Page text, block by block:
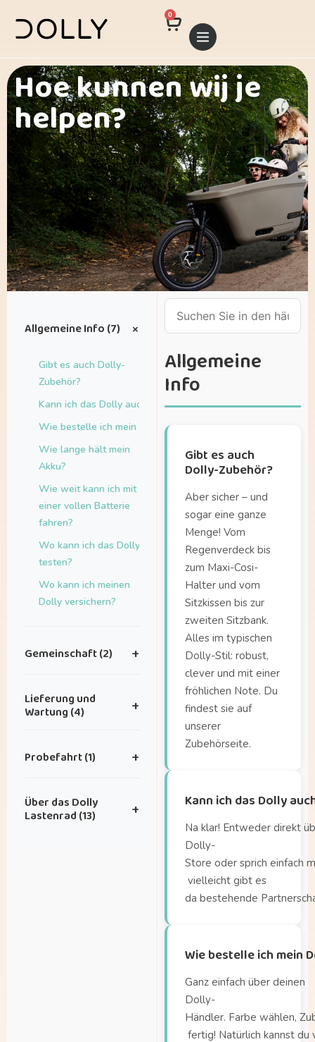
0
Hoe kunnen wij je
helpen?
Allgemeine Info (7) +
Gibt es auch Dolly-
Zubehör?
Kann ich das Dolly auch leasen?
Wie bestelle ich mein Dolly?
Wie lange hält mein
Akku?
Wie weit kann ich mit
einer vollen Batterie
fahren?
Wo kann ich das Dolly
testen?
Wo kann ich meinen
Dolly versichern?
Gemeinschaft (2) +
eine tolle
die ich mit euch teilen
ich sie schicken?
Lieferung und
Wartung (4) +
lange ist die Lieferzeit?
Fahrrad Wartung?
Wie plane ich einen Wartungstermin?
Probefahrt (1) +
testen?
Über das Dolly
Lastenrad (13) +
Allgemeine
Info
Gibt es auch
Dolly-Zubehör?
Aber sicher – und
sogar eine ganze
Menge! Vom
Regenverdeck bis
zum Maxi-Cosi-
Halter und vom
Sitzkissen bis zur
zweiten Sitzbank.
Alles im typischen
Dolly-Stil: robust,
clever und mit einer
fröhlichen Note. Du
findest sie auf
unserer
Zubehörseite.
Kann ich das Dolly
Na klar! Entweder direkt
Dolly-
Store oder sprich einfach
vielleicht gibt es
da bestehende
Wie bestelle ich mein
Ganz einfach über deinen
Dolly-
Händler. Farbe wählen,
fertig! Natürlich kannst du